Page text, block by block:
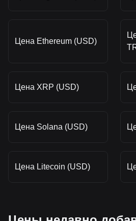
Цена Ethereum (USD)
Цена XRP (USD)
Цена Solana (USD)
Цена Litecoin (USD)